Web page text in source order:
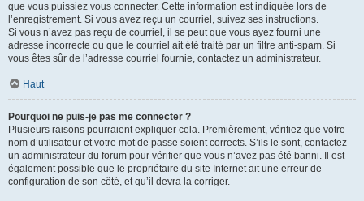
que vous puissiez vous connecter. Cette information est indiquée lors de
l’enregistrement. Si vous avez reçu un courriel, suivez ses instructions.
Si vous n’avez pas reçu de courriel, il se peut que vous ayez fourni une
adresse incorrecte ou que le courriel ait été traité par un filtre anti-spam. Si
vous êtes sûr de l’adresse courriel fournie, contactez un administrateur.
Haut
Pourquoi ne puis-je pas me connecter ?
Plusieurs raisons pourraient expliquer cela. Premièrement, vérifiez que votre
nom d’utilisateur et votre mot de passe soient corrects. S’ils le sont, contactez
un administrateur du forum pour vérifier que vous n’avez pas été banni. Il est
également possible que le propriétaire du site Internet ait une erreur de
configuration de son côté, et qu’il devra la corriger.